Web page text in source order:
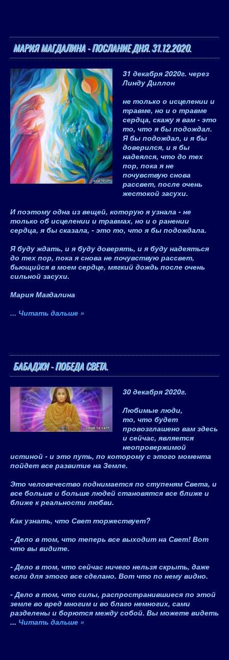
МАРИЯ МАГДАЛИНА - ПОСЛАНИЕ ДНЯ. 31.12.2020.
31 декабря 2020г. через
Линду Диллон
не только о исцелении и
травме, но и о травме
сердца, скажу я вам - это
то, что я бы подождал.
Я бы подождал, и я бы
доверился, и я бы
надеялся, что до тех
пор, пока я не
почувствую снова
рассвет, после очень
жестокой засухи.
И поэтому одна из вещей, которую я узнала - не
только об исцелении и травмах, но и о ранении
сердца, я бы сказала, - это то, что я бы подождала.
Я буду ждать, и я буду доверять, и я буду надеяться
до тех пор, пока я снова не почувствую рассвет,
бьющийся в моем сердце, мягкий дождь после очень
сильной засухи.
Мария Магдалина
... Читать дальше »
БАБАДЖИ - ПОБЕДА СВЕТА.
30 декабря 2020г.
Любимые люди,
то, что будет
провозглашено вам здесь
и сейчас, является
неопровержимой
истиной - и это путь, по которому с этого момента
пойдет все развитие на Земле.
Это человечество поднимается по ступеням Света, и
все больше и больше людей становятся все ближе и
ближе к реальности любви.
Как узнать, что Свет торжествует?
- Дело в том, что теперь все выходит на Свет! Вот
что вы видите.
- Дело в том, что сейчас ничего нельзя скрыть, даже
если для этого все сделано. Вот что по нему видно.
- Дело в том, что силы, распространившиеся по этой
земле во вред многим и во благо немногих, сами
разделены и борются между собой. Вы можете видеть
... Читать дальше »